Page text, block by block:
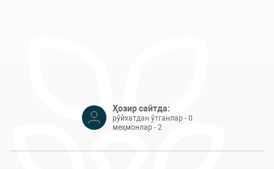
рўйхатдан ўтганлар - 0
меҳмонлар - 2